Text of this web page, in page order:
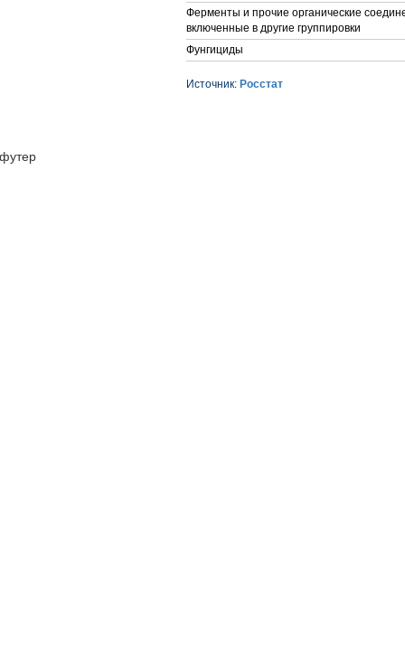
Ферменты и прочие органические
включенные в другие группировки
Фунгициды
Источник: Росстат
футер